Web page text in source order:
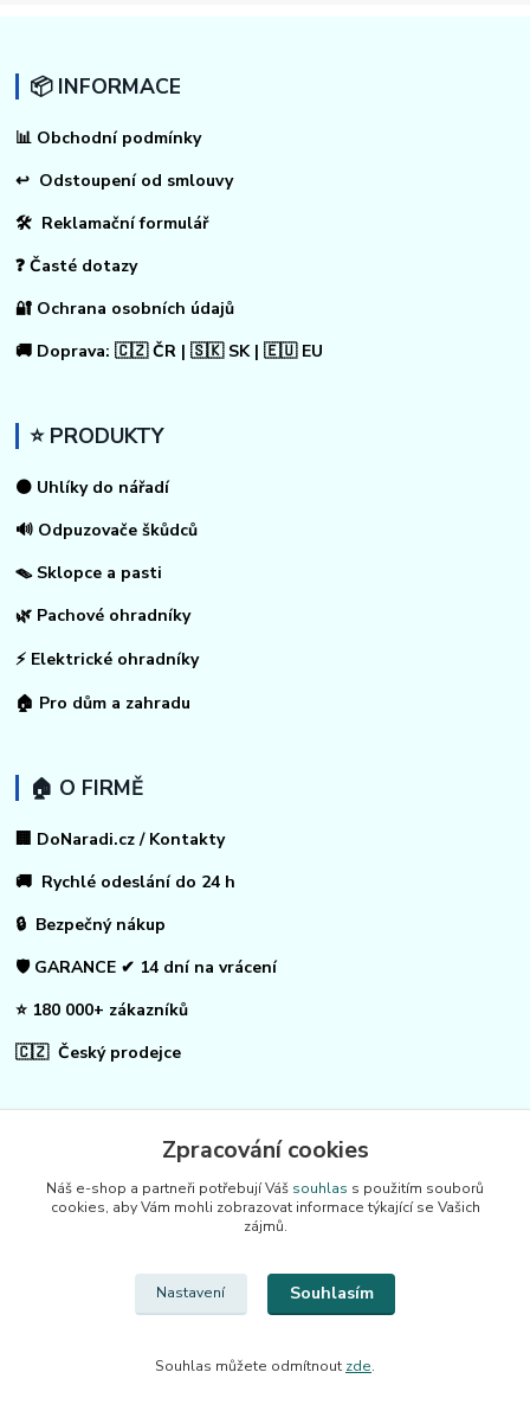
📦 INFORMACE
📊 Obchodní podmínky
↩ Odstoupení od smlouvy
🛠 Reklamační formulář
❓ Časté dotazy
🔐 Ochrana osobních údajů
🚚 Doprava: 🇨🇿 ČR | 🇸🇰 SK | 🇪🇺 EU
⭐ PRODUKTY
⚫ Uhlíky do nářadí
🔊 Odpuzovače škůdců
🪤 Sklopce a pasti
🌿 Pachové ohradníky
⚡ Elektrické ohradníky
🏠 Pro dům a zahradu
🏠 O FIRMĚ
🏢 DoNaradi.cz / Kontakty
🚚 Rychlé odeslání do 24 h
🔒 Bezpečný nákup
🛡️ GARANCE ✔ 14 dní na vrácení
⭐ 180 000+ zákazníků
🇨🇿 Český prodejce
☎ Donaradi.cz - specializovaný obchod
🙋 Zákaznická podpora
728 007 997
info@repulse.cz
Zpracování cookies
Náš e-shop a partneři potřebují Váš souhlas s použitím souborů
cookies, aby Vám mohli zobrazovat informace týkající se Vašich
zájmů.
Nastavení Souhlasím
Souhlas můžete odmítnout zde.